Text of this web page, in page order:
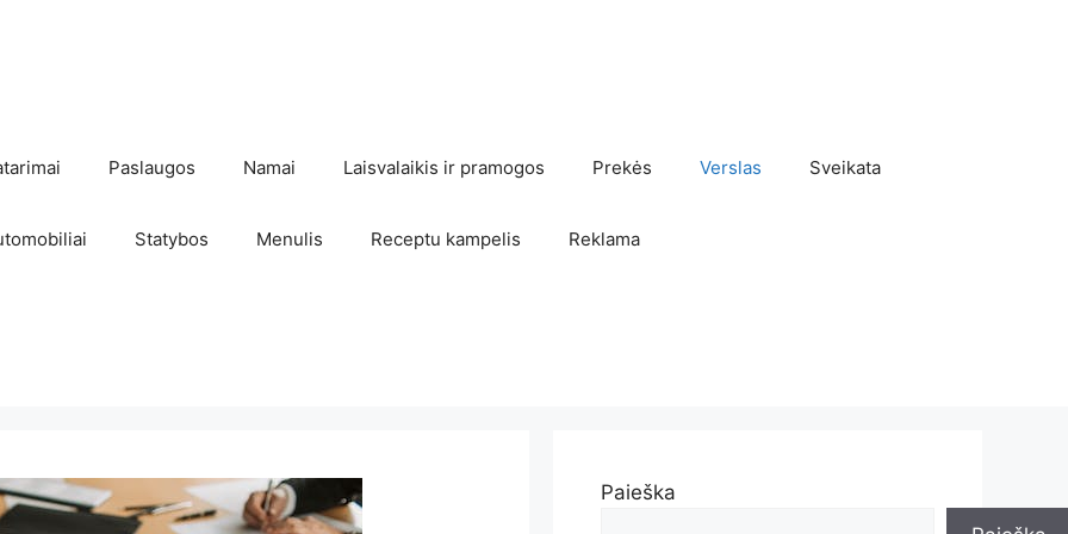
Paslaugos Namai Laisvalaikis ir pramogos Prekės Verslas Sveikata
Statybos Menulis Receptu kampelis Reklama
Paieška